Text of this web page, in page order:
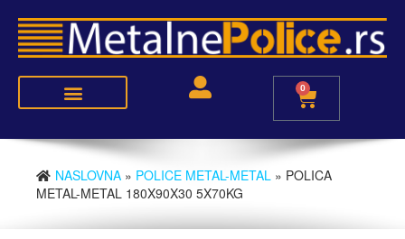
0
NASLOVNA » POLICE METAL-METAL » POLICA
METAL-METAL 180X90X30 5X70KG